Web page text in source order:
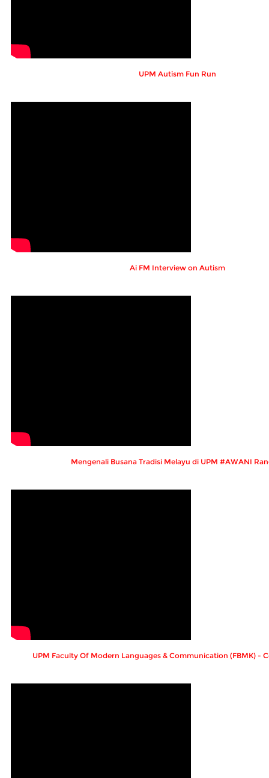
UPM Autism Fun Run
Ai FM Interview on Autism
Mengenali Busana Tradisi Melayu di UPM #AWANI
UPM Faculty Of Modern Languages & Communication (FBMK) -